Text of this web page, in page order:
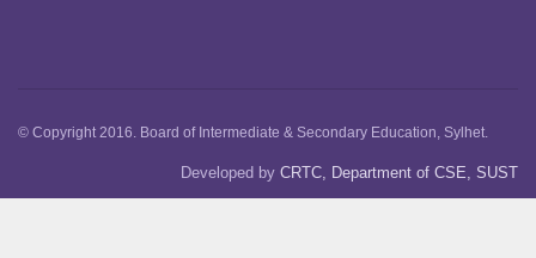
© Copyright 2016. Board of Intermediate & Secondary Education, Sylhet.
Developed by CRTC, Department of CSE, SUST